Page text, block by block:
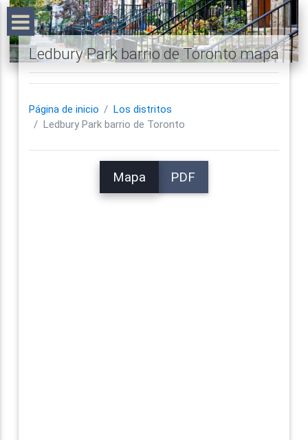
Ledbury Park barrio de Toronto mapa
Página de inicio
Los distritos
Ledbury Park barrio de Toronto
Mapa PDF